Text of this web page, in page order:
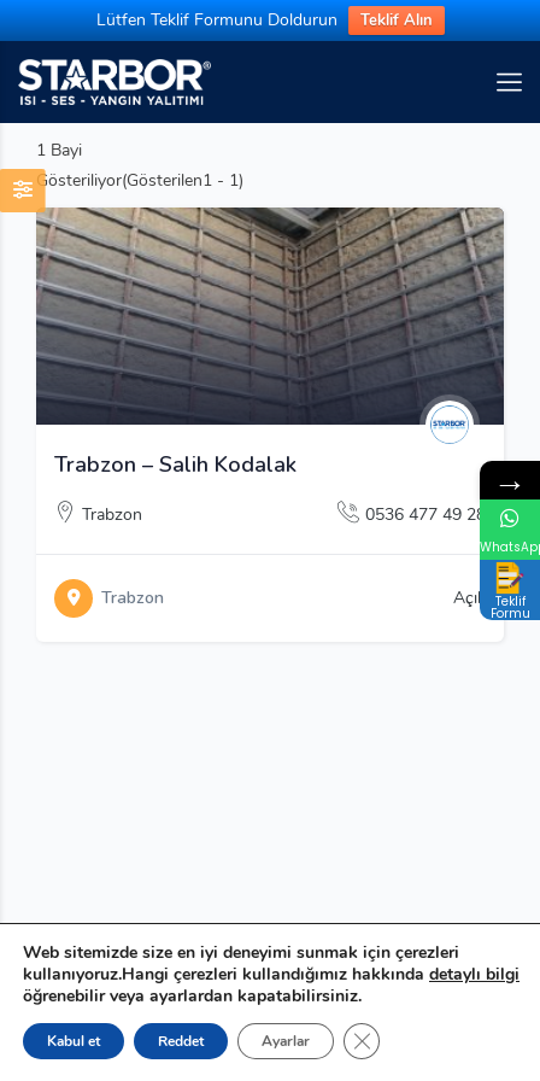
Lütfen Teklif Formunu Doldurun Teklif Alın
1 Bayi
Gösteriliyor(Gösterilen1 - 1)
Trabzon – Salih Kodalak
Trabzon 0536 477 49 28
Trabzon Açık
Web sitemizde size en iyi deneyimi sunmak için çerezleri
kullanıyoruz.Hangi çerezleri kullandığımız hakkında detaylı bilgi
öğrenebilir veya ayarlardan kapatabilirsiniz.
Kabul et Reddet Ayarlar GDPR çerez şeridini
→
Teklif
Formu